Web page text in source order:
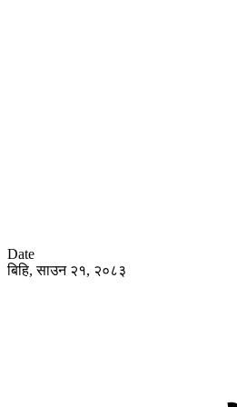
Date
बिहि, साउन २१, २०८३